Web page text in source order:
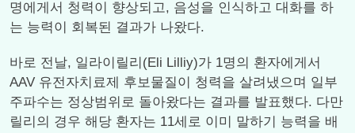
명에게서 청력이 향상되고, 음성을 인식하고 대화를 하
는 능력이 회복된 결과가 나왔다.
바로 전날, 일라이릴리(Eli Lilliy)가 1명의 환자에게서
AAV 유전자치료제 후보물질이 청력을 살려냈으며 일부
주파수는 정상범위로 돌아왔다는 결과를 발표했다. 다만
릴리의 경우 해당 환자는 11세로 이미 말하기 능력을 배